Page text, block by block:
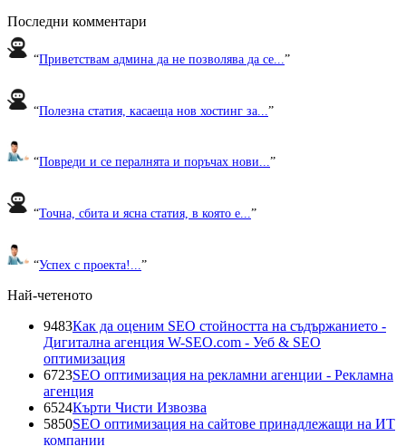
Последни комментари
“Приветствам админа да не позволява да се... ”
“Полезна статия, касаеща нов хостинг за... ”
“Повреди и се пералнята и поръчах нови...”
“Точна, сбита и ясна статия, в която е... ”
“Успех с проекта!... ”
Най-четеното
9483Как да оценим SEO стойността на съдържанието -
Дигитална агенция W-SEO.com - Уеб & SEO
оптимизация
6723SEO оптимизация на рекламни агенции - Рекламна
агенция
6524Кърти Чисти Извозва
5850SEO оптимизация на сайтове принадлежащи на ИТ
компании